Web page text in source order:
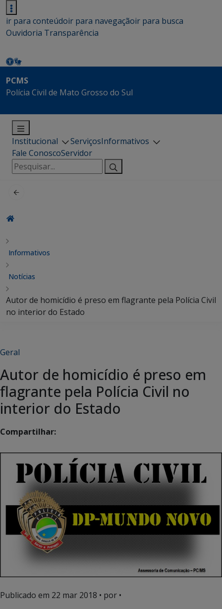
ir para conteúdoir para navegaçãoir para busca
Ouvidoria Transparência
PCMS
Polícia Civil de Mato Grosso do Sul
Institucional ServiçosInformativos
Fale ConoscoServidor
Pesquisar
por:
Informativos
Notícias
Autor de homicídio é preso em flagrante pela Polícia Civil
no interior do Estado
Geral
Autor de homicídio é preso em
flagrante pela Polícia Civil no
interior do Estado
Compartilhar:
Publicado em 22 mar 2018 • por •